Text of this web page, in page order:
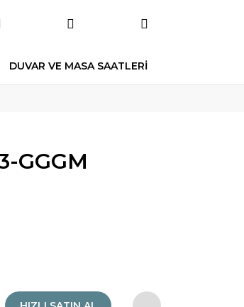
DUVAR VE MASA SAATLERİ
GGGM